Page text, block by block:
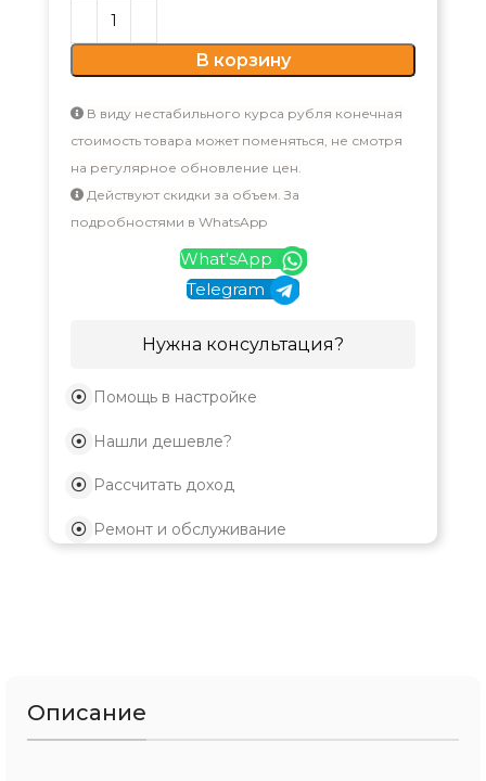
В корзину
В виду нестабильного курса рубля конечная
стоимость товара может поменяться, не смотря
на регулярное обновление цен.
Действуют скидки за объем. За
подробностями в WhatsApp
What'sApp
Telegram
Нужна консультация?
Помощь в настройке
Нашли дешевле?
Рассчитать доход
Ремонт и обслуживание
Описание